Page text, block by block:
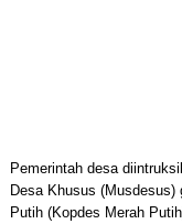
Pemerintah desa
Desa Khusus
Putih (Kopdes Merah